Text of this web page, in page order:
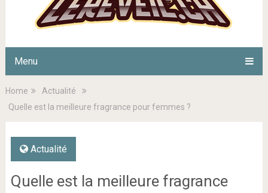
Menu
Home
Actualité
Quelle est la meilleure fragrance pour femmes ?
Actualité
Quelle est la meilleure fragrance